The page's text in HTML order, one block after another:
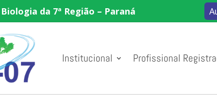
da 7ª Região – Paraná
Institucional Profissional